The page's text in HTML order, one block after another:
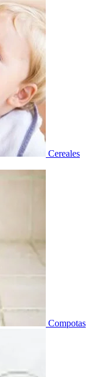
Cereales
Compotas